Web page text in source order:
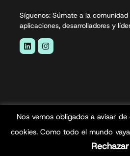
Síguenos: Súmate a la comunidad
aplicaciones, desarrolladores y
App Marketing News© 2026.
Nos vemos obligados a avisar
cookies. Como todo el mundo
Rechazar